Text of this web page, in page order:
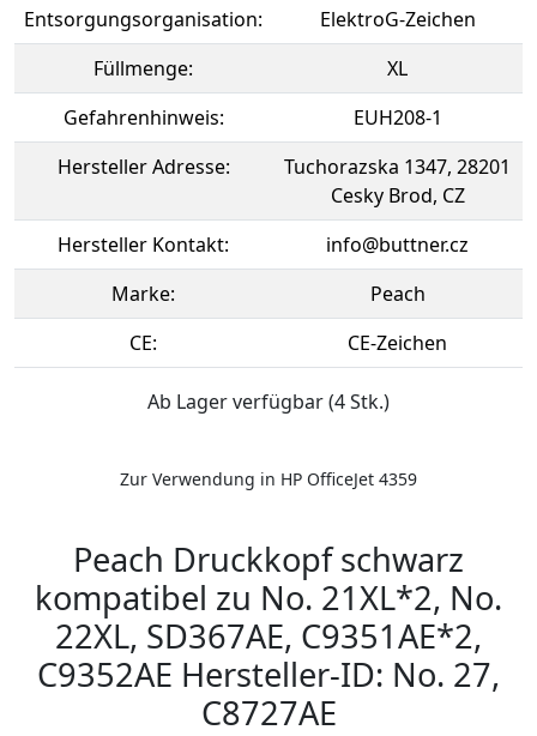
Entsorgungsorganisation:
ElektroG-Zeichen
Füllmenge:
XL
Gefahrenhinweis:
EUH208-1
Hersteller Adresse:
Tuchorazska 1347, 28201
Cesky Brod, CZ
Hersteller Kontakt:
info@buttner.cz
Marke:
Peach
CE:
CE-Zeichen
Ab Lager verfügbar (4 Stk.)
Zur Verwendung in HP OfficeJet 4359
Peach Druckkopf schwarz
kompatibel zu No. 21XL*2, No.
22XL, SD367AE, C9351AE*2,
C9352AE Hersteller-ID: No. 27,
C8727AE